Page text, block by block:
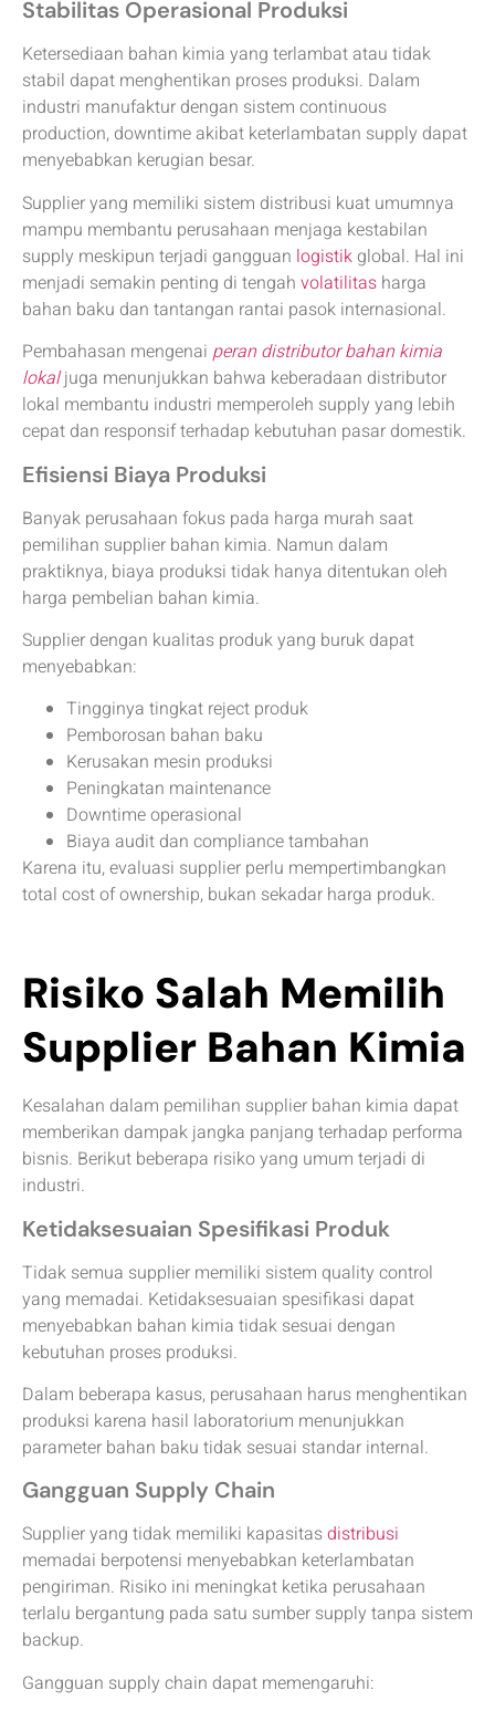
Stabilitas Operasional Produksi
Ketersediaan bahan kimia yang terlambat atau tidak
stabil dapat menghentikan proses produksi. Dalam
industri manufaktur dengan sistem continuous
production, downtime akibat keterlambatan supply dapat
menyebabkan kerugian besar.
Supplier yang memiliki sistem distribusi kuat umumnya
mampu membantu perusahaan menjaga kestabilan
supply meskipun terjadi gangguan logistik global. Hal ini
menjadi semakin penting di tengah volatilitas harga
bahan baku dan tantangan rantai pasok internasional.
Pembahasan mengenai peran distributor bahan kimia
lokaljuga menunjukkan bahwa keberadaan distributor
lokal membantu industri memperoleh supply yang lebih
cepat dan responsif terhadap kebutuhan pasar domestik.
Efisiensi Biaya Produksi
Banyak perusahaan fokus pada harga murah saat
pemilihan supplier bahan kimia. Namun dalam
praktiknya, biaya produksi tidak hanya ditentukan oleh
harga pembelian bahan kimia.
Supplier dengan kualitas produk yang buruk dapat
menyebabkan:
Tingginya tingkat reject produk
Pemborosan bahan baku
Kerusakan mesin produksi
Peningkatan maintenance
Downtime operasional
Biaya audit dan compliance tambahan
Karena itu, evaluasi supplier perlu mempertimbangkan
total cost of ownership, bukan sekadar harga produk.
Risiko Salah Memilih
Supplier Bahan Kimia
Kesalahan dalam pemilihan supplier bahan kimia dapat
memberikan dampak jangka panjang terhadap performa
bisnis. Berikut beberapa risiko yang umum terjadi di
industri.
Ketidaksesuaian Spesifikasi Produk
Tidak semua supplier memiliki sistem quality control
yang memadai. Ketidaksesuaian spesifikasi dapat
menyebabkan bahan kimia tidak sesuai dengan
kebutuhan proses produksi.
Dalam beberapa kasus, perusahaan harus menghentikan
produksi karena hasil laboratorium menunjukkan
parameter bahan baku tidak sesuai standar internal.
Gangguan Supply Chain
Supplier yang tidak memiliki kapasitasdistribusi
memadai berpotensi menyebabkan keterlambatan
pengiriman. Risiko ini meningkat ketika perusahaan
terlalu bergantung pada satu sumber supply tanpa sistem
backup.
Gangguan supply chain dapat memengaruhi: